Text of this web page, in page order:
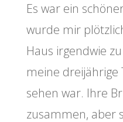
Es war ein
wurde mir
Haus irgendwie
meine dreijährige
sehen war. Ihre
zusammen, aber